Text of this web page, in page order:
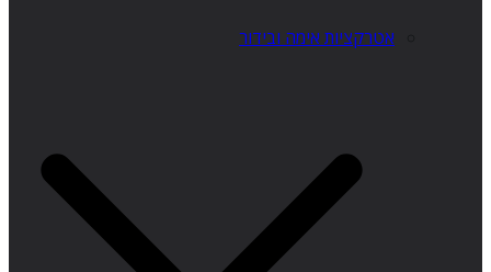
אטרקציות אימה ובידור